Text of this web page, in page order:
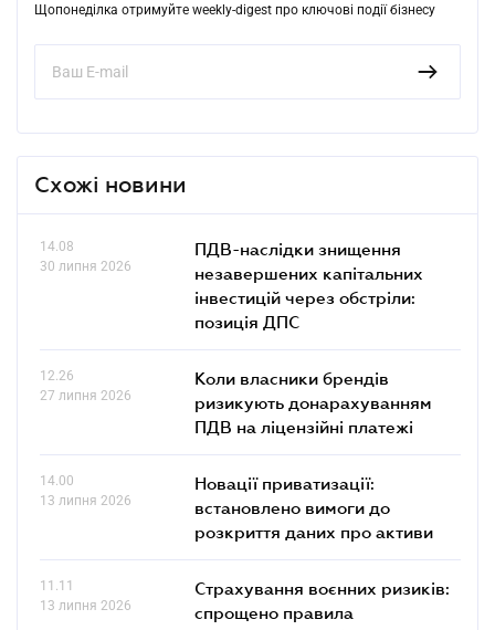
Щопонеділка отримуйте weekly-digest про ключові події бізнесу
Схожі новини
14.08
30 липня 2026
ПДВ-наслідки знищення
незавершених капітальних
інвестицій через обстріли:
позиція ДПС
12.26
27 липня 2026
Коли власники брендів
ризикують донарахуванням
ПДВ на ліцензійні платежі
14.00
13 липня 2026
Новації приватизації:
встановлено вимоги до
розкриття даних про активи
11.11
13 липня 2026
Страхування воєнних ризиків:
спрощено правила